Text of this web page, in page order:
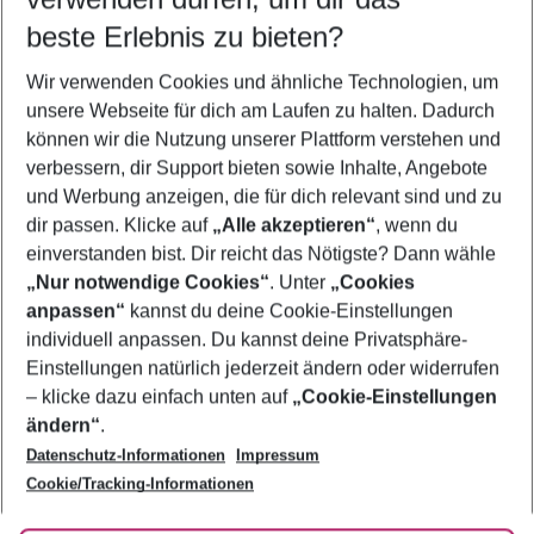
5-8 Nächte
2 Erwachsene Keine Kinder
Mehr Filter anzeigen
Footer
Footer navigation
Über uns
AGB
Bestpreisgarantie
Cookie-Einstellungen ändern
Cookie-Richtlinie
Agenturbetreuung
Barrierefreies Reisen
Folge uns
beste Erlebnis zu bieten?
Wir verwenden Cookies und ähnliche Technologien, um
unsere Webseite für dich am Laufen zu halten. Dadurch
können wir die Nutzung unserer Plattform verstehen und
verbessern, dir Support bieten sowie Inhalte, Angebote
und Werbung anzeigen, die für dich relevant sind und zu
dir passen. Klicke auf „Alle akzeptieren“, wenn du
einverstanden bist. Dir reicht das Nötigste? Dann wähle
„Nur notwendige Cookies“. Unter „Cookies
anpassen“ kannst du deine Cookie-Einstellungen
individuell anpassen. Du kannst deine Privatsphäre-
Einstellungen natürlich jederzeit ändern oder widerrufen
– klicke dazu einfach unten auf „Cookie-Einstellungen
ändern“.
Datenschutz-Informationen
Impressum
Cookie/Tracking-Informationen